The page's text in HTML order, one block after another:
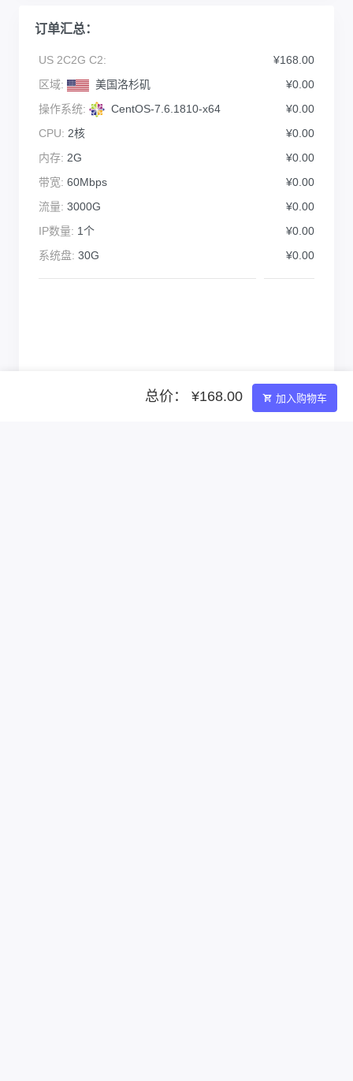
订单汇总：
US 2C2G C2:
¥168.00
区域:
美国洛杉矶
¥0.00
操作系统:
CentOS-7.6.1810-x64
¥0.00
CPU: 2核
¥0.00
内存: 2G
¥0.00
带宽: 60Mbps
¥0.00
流量: 3000G
¥0.00
IP数量: 1个
¥0.00
系统盘: 30G ¥0.00
总价： ¥168.00 加入购物车